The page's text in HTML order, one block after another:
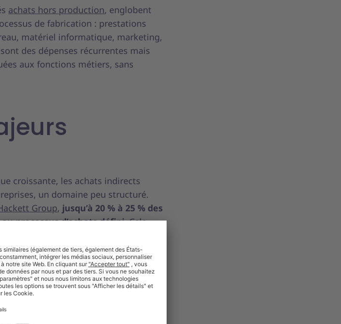
achats hors production, englobent
de fabrication : prestations
matériel informatique, marketing,
des dépenses récurrentes mais
aux fonctions métiers, sans
croissante, les achats indirects
un domaine peu structuré.
Group, jusqu’à 20 % à 25 % des
processus d’achats défini. Cela
mérite toute l’attention des
des pratiques